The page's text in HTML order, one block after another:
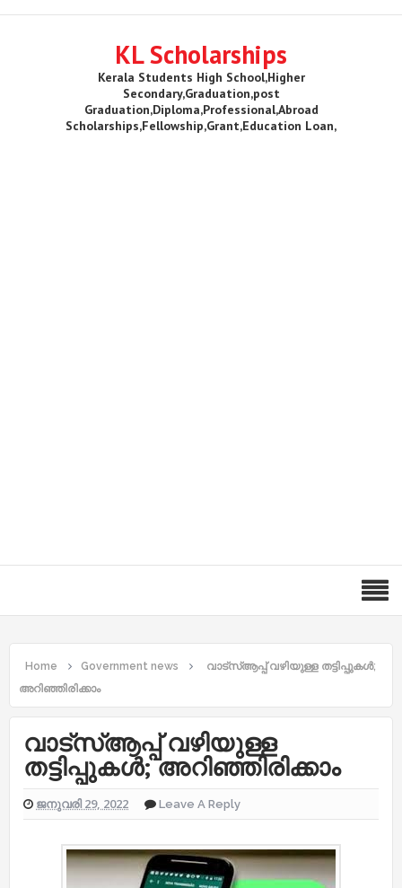
KL Scholarships
Kerala Students High School,Higher
Secondary,Graduation,post
Graduation,Diploma,Professional,Abroad
Scholarships,Fellowship,Grant,Education Loan,
Home Government news
വാട്സ്ആപ്പ് വഴിയുള്ള തട്ടിപ്പുകൾ;
അറിഞ്ഞിരിക്കാം
വാട്സ്ആപ്പ് വഴിയുള്ള
തട്ടിപ്പുകൾ; അറിഞ്ഞിരിക്കാം
ജനുവരി 29, 2022 Leave A Reply